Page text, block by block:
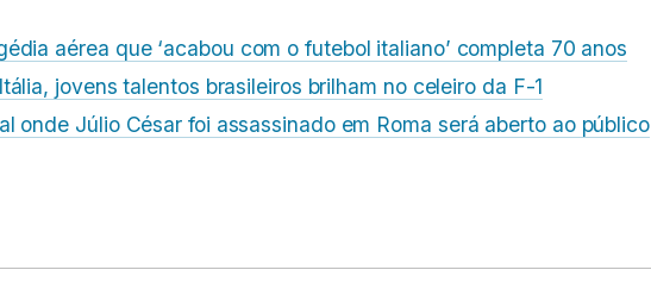
aérea que ‘acabou com o futebol italiano’ completa 70 anos
jovens talentos brasileiros brilham no celeiro da F-1
onde Júlio César foi assassinado em Roma será aberto ao público